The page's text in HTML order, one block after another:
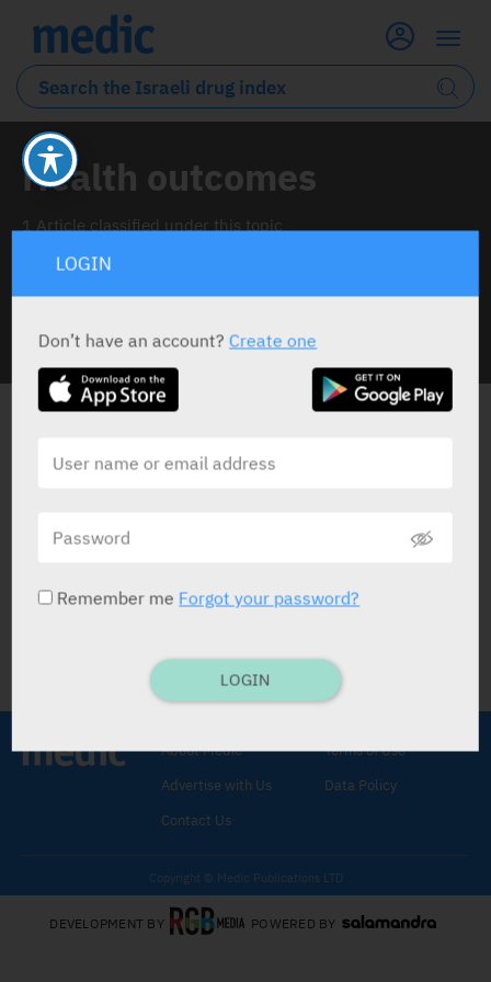
Health outcomes
1 Article classified under this topic
ALL THE NEWS ABOUTHEALTH OUTCOMES
לחץ דם ותוצאים בריאותיים בקרב מבוגרים
PHARMACOLOGY
03.10.2019
About Medic
Advertise with Us
Contact Us
Terms of Use
Data Policy
Copyright © Medic Publications LTD
DEVELOPMENT BY POWERED BY
LOGIN
Don’t have an account?Create one
Remember me Forgot your password?
LOGIN